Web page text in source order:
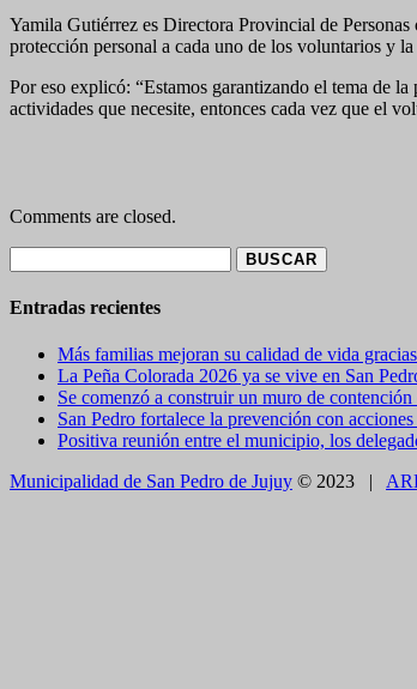
Yamila Gutiérrez es Directora Provincial de
protección personal a cada uno de los voluntarios y
Por eso explicó: “Estamos garantizando el tema de
actividades que necesite, entonces cada vez que el
Comments are closed.
Entradas recientes
Más familias mejoran su calidad de vida
La Peña Colorada 2026 ya se vive en San
Se comenzó a construir un muro de
San Pedro fortalece la prevención con
Positiva reunión entre el municipio, los
Municipalidad de San Pedro de Jujuy © 2023 |